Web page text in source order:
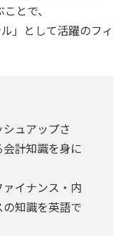
とで、
」として活躍のフィ
ュアップさ
計知識を身に
イナンス・内
知識を英語で